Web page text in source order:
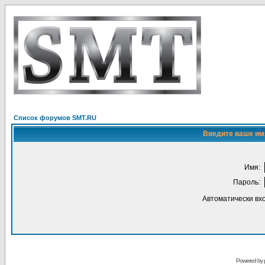
Список форумов SMT.RU
Введите ваше
Имя:
Пароль:
Автоматически
Powered by